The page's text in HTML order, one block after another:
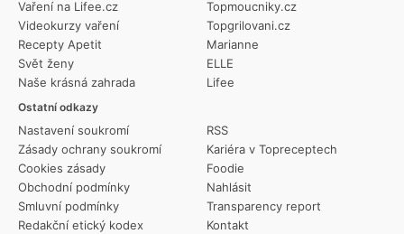
Vaření na Lifee.cz
Videokurzy vaření
Recepty Apetit
Svět ženy
Naše krásná zahrada
Ostatní odkazy
Nastavení soukromí
Zásady ochrany soukromí
Cookies zásady
Obchodní podmínky
Smluvní podmínky
Redakční etický kodex
RSS
Kariéra v Topreceptech
Foodie
Nahlásit
Transparency report
Kontakt
Topmoucniky.cz
Topgrilovani.cz
Marianne
ELLE
Lifee